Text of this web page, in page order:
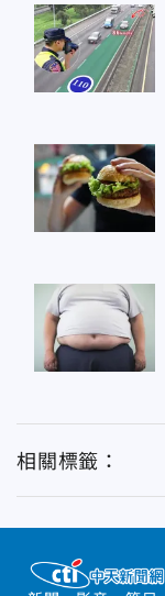
相關標籤：